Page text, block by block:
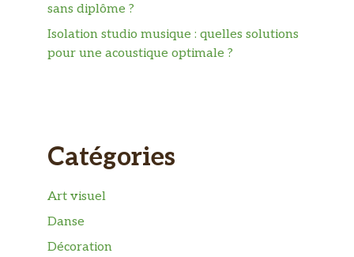
sans diplôme ?
Isolation studio musique : quelles solutions
pour une acoustique optimale ?
Catégories
Art visuel
Danse
Décoration